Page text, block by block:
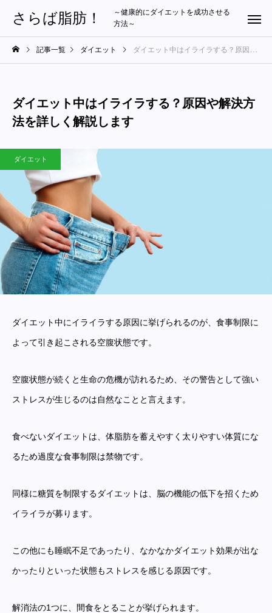
さらば脂肪！
～健康的にダイエットを成功させる
方法～
記事一覧 ダイエット ダイエット中はイライラする？原因や解決方法を詳しく解説します
ダイエット中はイライラする？原因や解決方
法を詳しく解説します
ダイエット
ダイエット中にイライラする原因に挙げられるのが、食事制限に
よって引き起こされる空腹状態です。
空腹状態が続くと生命の危機が訪れるため、その警告として強い
ストレスが生じるのは自然なことと言えます。
食べないダイエットは、体脂肪を蓄えやすく太りやすい体質にな
るため過度な食事制限は禁物です。
同様に糖質を制限するダイエットは、脳の機能の低下を招くため
イライラが募ります。
この他にも睡眠不足であったり、なかなかダイエット効果が出な
かったりといった状態もストレスを感じる原因です。
解消法の1つに、間食をとることが挙げられます。